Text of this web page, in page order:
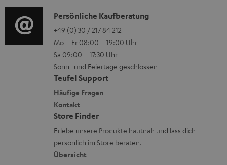
m
V
e
r
s
a
n
d
e
n
z
u
r
G
a
r
a
n
g
e
r
ä
t
e
R
ü
c
k
i
o
-
L
e
x
i
k
o
n
K
o
n
t
a
k
t
d
a
t
Persönliche Kaufberatung
+49 (0) 30 / 217 84 212
Mo – Fr 08:00 – 19:00 Uhr
Sa 09:00 – 17:30 Uhr
Sonn- und Feiertage geschlossen
Teufel Support
Häufige Fragen
Kontakt
Store Finder
Erlebe unsere Produkte hautnah und lass dich
persönlich im Store beraten.
Übersicht